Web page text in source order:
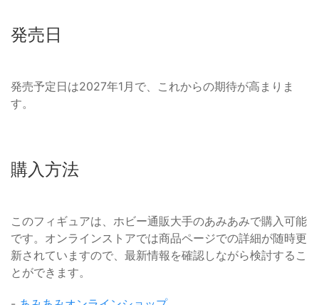
発売日
発売予定日は2027年1月で、これからの期待が高まりま
す。
購入方法
このフィギュアは、ホビー通販大手のあみあみで購入可能
です。オンラインストアでは商品ページでの詳細が随時更
新されていますので、最新情報を確認しながら検討するこ
とができます。